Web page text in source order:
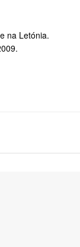
na Letónia.